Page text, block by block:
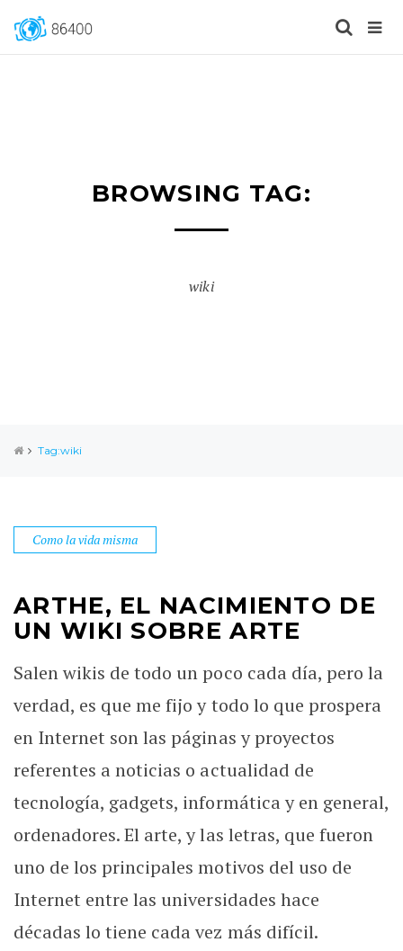
BROWSING TAG:
wiki
Tag:wiki
Como la vida misma
ARTHE, EL NACIMIENTO DE
UN WIKI SOBRE ARTE
Salen wikis de todo un poco cada día, pero la
verdad, es que me fijo y todo lo que prospera
en Internet son las páginas y proyectos
referentes a noticias o actualidad de
tecnología, gadgets, informática y en general,
ordenadores. El arte, y las letras, que fueron
uno de los principales motivos del uso de
Internet entre las universidades hace
décadas lo tiene cada vez más difícil.